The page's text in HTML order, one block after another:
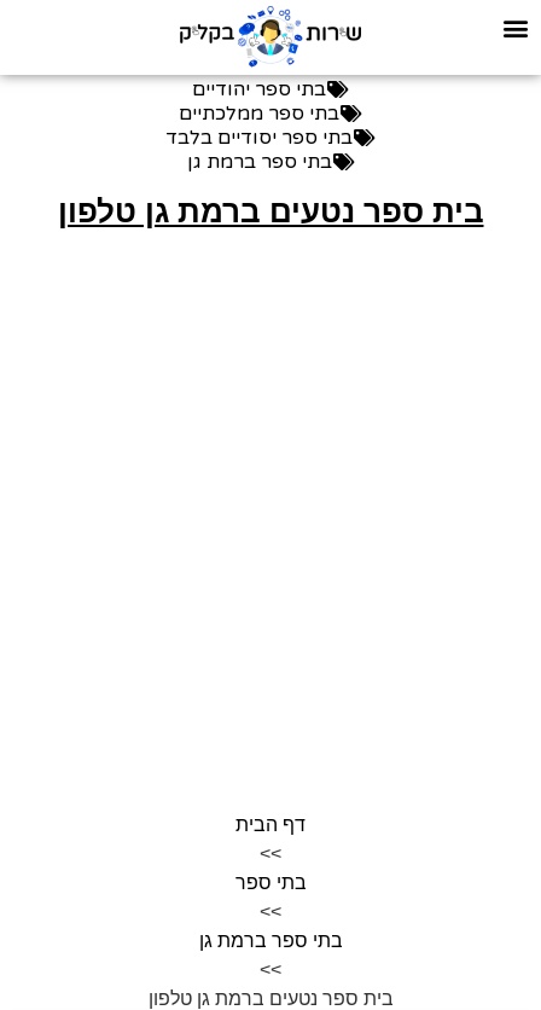
בתי ספר יהודיים
בתי ספר ממלכתיים
בתי ספר יסודיים בלבד
בתי ספר ברמת גן
בית ספר נטעים ברמת גן טלפון
דף הבית
>>
בתי ספר
>>
בתי ספר ברמת גן
>>
בית ספר נטעים ברמת גן טלפון